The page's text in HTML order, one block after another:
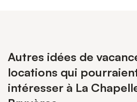
Autres idées de
locations qui
intéresser à La